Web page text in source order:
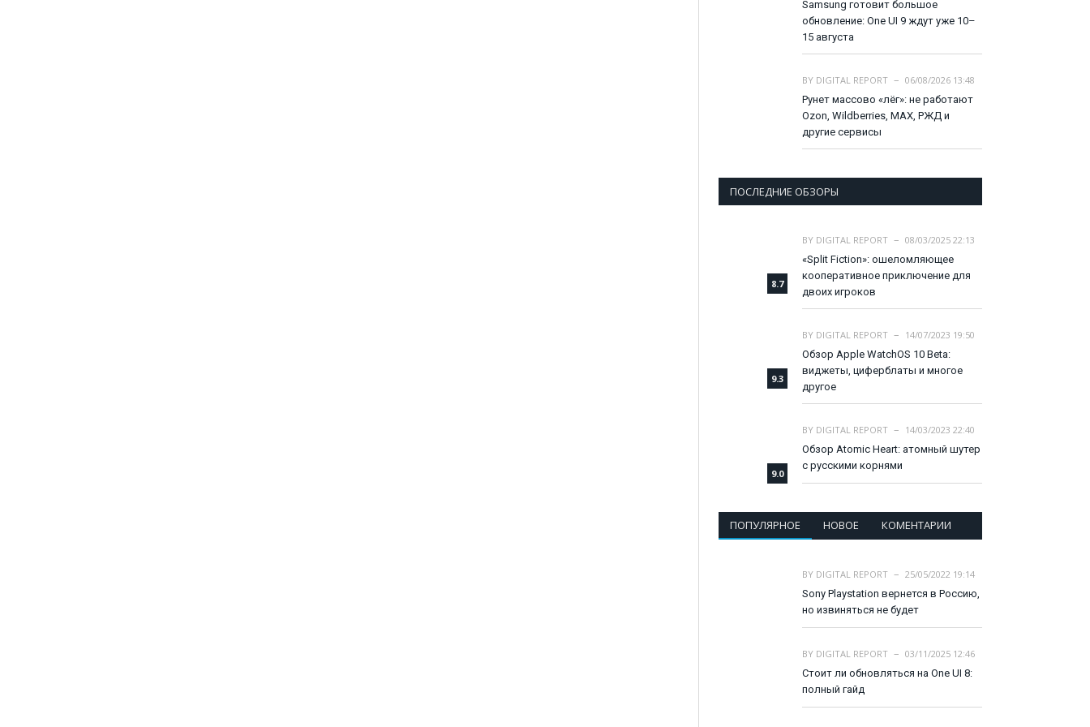
Samsung готовит большое
обновление: One UI 9 ждут уже 10–
15 августа
BY DIGITAL REPORT
06/08/2026 13:48
Рунет массово «лёг»: не работают
Ozon, Wildberries, MAX, РЖД и
другие сервисы
ПОСЛЕДНИЕ ОБЗОРЫ
8.7
BY DIGITAL REPORT
08/03/2025 22:13
«Split Fiction»: ошеломляющее
кооперативное приключение для
двоих игроков
9.3
BY DIGITAL REPORT
14/07/2023 19:50
Обзор Apple WatchOS 10 Beta:
виджеты, циферблаты и многое
другое
9.0
BY DIGITAL REPORT
14/03/2023 22:40
Обзор Atomic Heart: атомный шутер
с русскими корнями
ПОПУЛЯРНОЕ НОВОЕ КОМЕНТАРИИ
BY DIGITAL REPORT
25/05/2022 19:14
Sony Playstation вернется в Россию,
но извиняться не будет
BY DIGITAL REPORT
03/11/2025 12:46
Стоит ли обновляться на One UI 8:
полный гайд